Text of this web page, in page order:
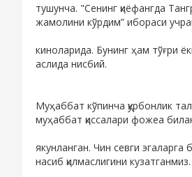
тушунча. "Сенинг қиёфангда
жамолини кўрдим” ибораси
киноларида. Бунинг ҳам тўғри
аслида нисбий.
Муҳаббат кўпинча қурбонлик
муҳаббат қиссалари фожеа
якунланган. Чин севги эгаларга
насиб қилмаслигини